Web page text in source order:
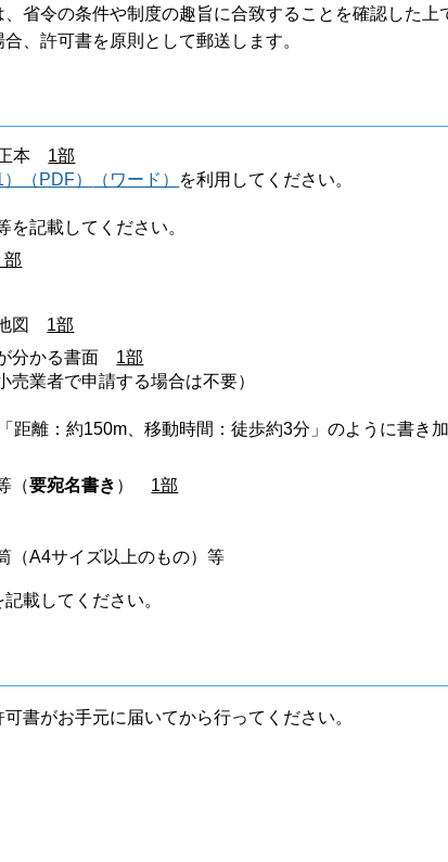
省令の条件や制度の趣旨に合致することを確認した上
、許可書を原則として郵送します。
本 1部
（PDF） （ワード） を利用してください。
記載してください。
部
図 1部
分かる書面 1部
売業者で申請する場合は不要）
距離：約150m、移動時間：徒歩約3分」のように書き
（要宛名書き ） 1部
（A4サイズ以上のもの）等
載してください。
書がお手元に届いてから行ってください。